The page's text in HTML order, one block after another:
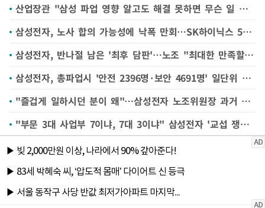
산업장관 "삼성 파업 영향 알고도 해결 못하면 무슨 일 하겠나"
삼성전자, 노사 합의 가능성에 낙폭 만회…SK하이닉스 5%↓[핫스탁](종합)
삼성전자, 반나절 남은 '최후 담판'…노조 "최대한 만족할 안 만들 것" 언급
삼성전자, 총파업시 '안전 2396명·보안 4691명' 일단위 필수 근로인원 공지
"즐겁게 일하시던 분이 왜"…삼성전자 노조위원장 과거 영상 '재조명'
"부문 3대 사업부 7이냐, 7대 3이냐" 삼성전자 '교섭 쟁점' 떠오른 성과급 배분 비율